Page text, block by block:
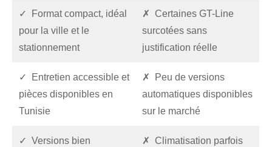
✓ Format compact, idéal
pour la ville et le
stationnement
✗ Certaines GT-Line
surcotées sans
justification réelle
✓ Entretien accessible et
pièces disponibles en
Tunisie
✗ Peu de versions
automatiques disponibles
sur le marché
✓ Versions bien ✗ Climatisation parfois